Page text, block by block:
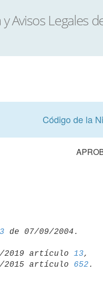
Código de la
2019 artículo 13,
2015 artículo
652